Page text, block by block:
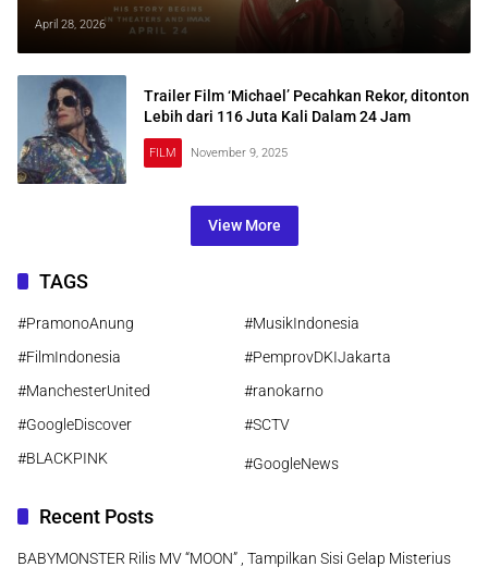
‘Bohemian Rhapsody’ hingga ‘Straight
Outta Compton’
April 28, 2026
Trailer Film ‘Michael’ Pecahkan Rekor, ditonton
Lebih dari 116 Juta Kali Dalam 24 Jam
FILM November 9, 2025
View More
TAGS
#PramonoAnung
#MusikIndonesia
#FilmIndonesia
#PemprovDKIJakarta
#ManchesterUnited
#ranokarno
#GoogleDiscover
#SCTV
#BLACKPINK
#GoogleNews
Recent Posts
BABYMONSTER Rilis MV “MOON” , Tampilkan Sisi Gelap Misterius